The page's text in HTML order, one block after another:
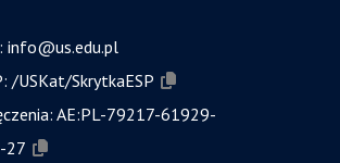
info@us.edu.pl
/USKat/SkrytkaESP
AE:PL-79217-61929-
27